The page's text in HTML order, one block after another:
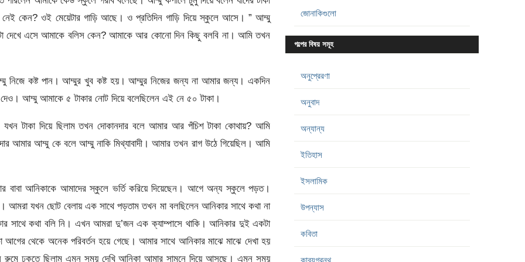
কেন? ওই মেয়েটার গাড়ি আছে। ও প্রতিদিন গাড়ি দিয়ে স্কুলে আসে। ” আম্মু
দেখে এসে আমাকে বলিস কেন? আমাকে আর কোনো দিন কিছু বলবি না। আমি তখন
নিজে কষ্ট পান। আম্মুর খুব কষ্ট হয়। আম্মুর নিজের জন্য না আমার জন্য। একদিন
আম্মু আমাকে ৫ টাকার নোট দিয়ে বলেছিলেন এই নে ৫০ টাকা।
যখন টাকা দিয়ে ছিলাম তখন দোকানদার বলে আমার আর পঁচিশ টাকা কোথায়? আমি
আমার আম্মু কে বলে আম্মু নাকি মিথ্যাবাদী। আমার তখন রাগ উঠে গিয়েছিল। আমি
বাবা আনিকাকে আমাদের স্কুলে ভর্তি করিয়ে দিয়েছেন। আগে অন্য স্কুলে পড়ত।
আমরা যখন ছোট বেলায় এক সাথে পড়তাম তখন মা বলছিলেন আনিকার সাথে কথা না
সাথে কথা বলি নি। এখন আমরা দু’জন এক ক্যাম্পাসে থাকি। আনিকার দুই একটা
থেকে অনেক পরিবর্তন হয়ে গেছে। আমার সাথে আনিকার মাঝে মাঝে দেখা হয়
ঢুকতে ছিলাম এমন সময় দেখি আনিকা আমার সামনে দিয়ে আসছে। এমন সময়
জোনাকিগুলো
গল্পের বিষয় সমূহ
অনুপ্রেরণা
অনুবাদ
অন্যান্য
ইতিহাস
ইসলামিক
উপন্যাস
কবিতা
কাব্যগ্রন্থ